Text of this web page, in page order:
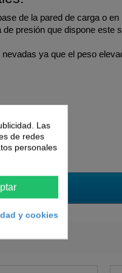
de la pared de carga o en
presión que dispone este
ya que el peso
Las
de redes
personales
y cookies